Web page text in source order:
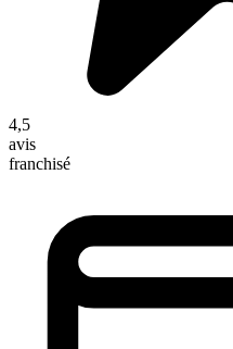
4,5
avis
franchisé